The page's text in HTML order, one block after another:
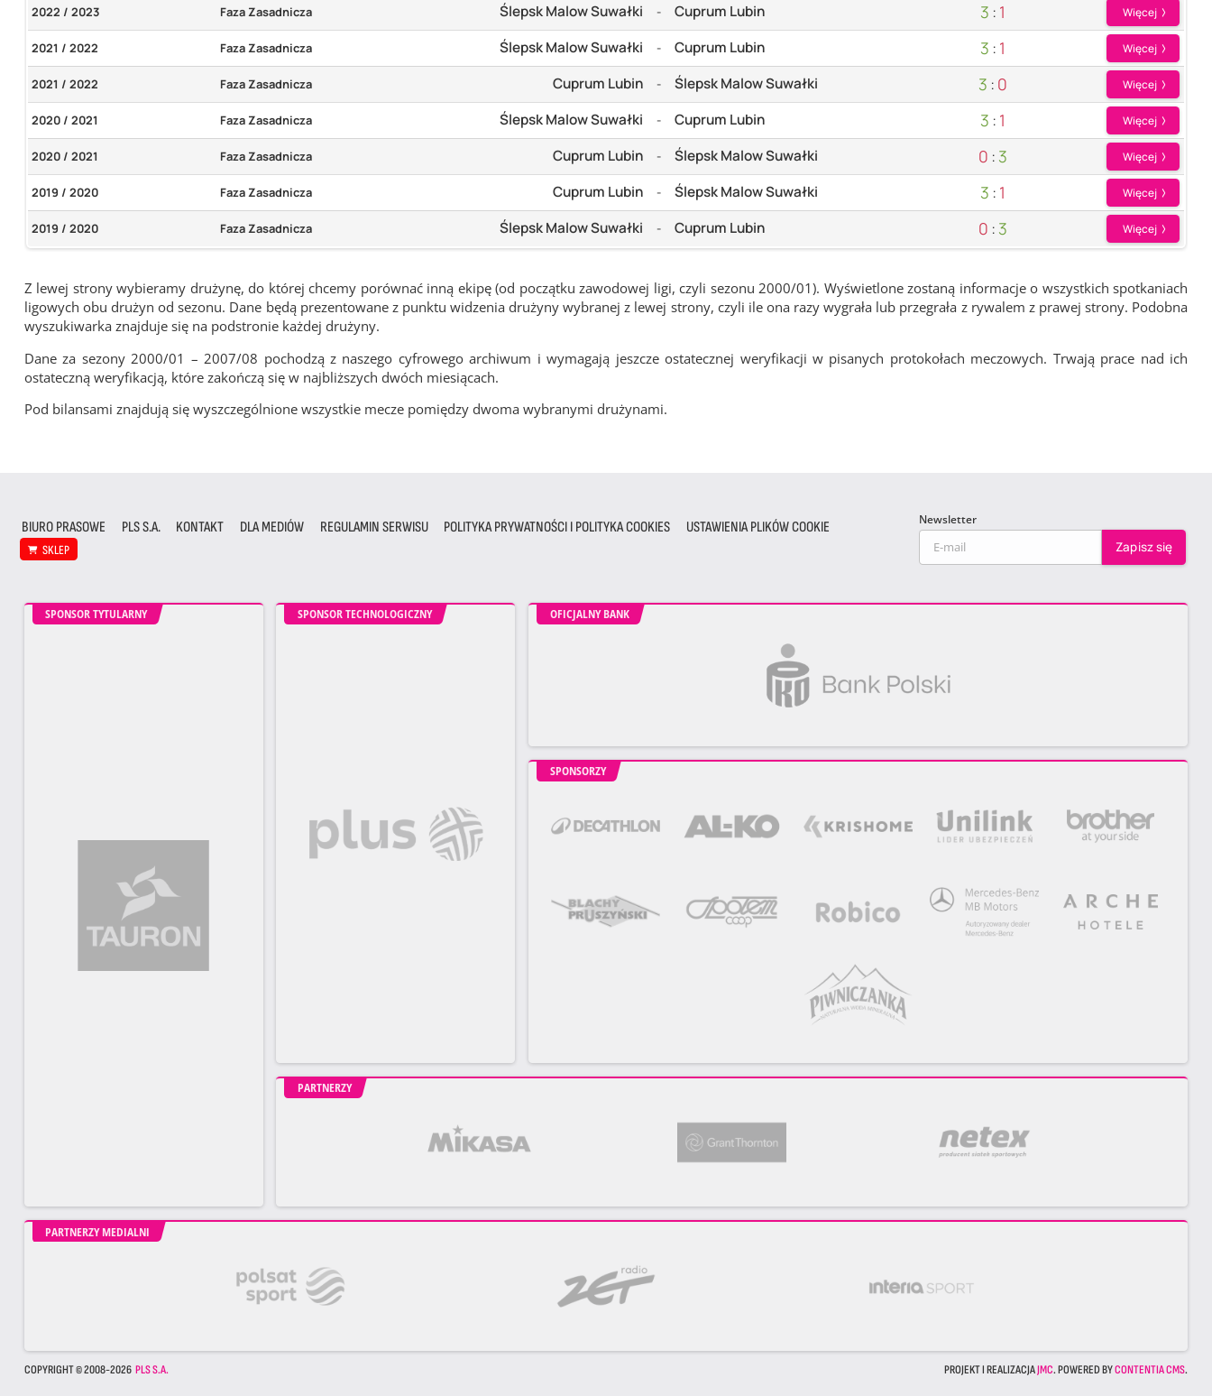
2022 / 2023 Faza Zasadnicza Ślepsk Malow Suwałki - Cuprum Lubin 3 : 1 Więcej
2021 / 2022 Faza Zasadnicza Ślepsk Malow Suwałki - Cuprum Lubin 3 : 1 Więcej
2021 / 2022 Faza Zasadnicza Cuprum Lubin - Ślepsk Malow Suwałki 3 : 0 Więcej
2020 / 2021 Faza Zasadnicza Ślepsk Malow Suwałki - Cuprum Lubin 3 : 1 Więcej
2020 / 2021 Faza Zasadnicza Cuprum Lubin - Ślepsk Malow Suwałki 0 : 3 Więcej
2019 / 2020 Faza Zasadnicza Cuprum Lubin - Ślepsk Malow Suwałki 3 : 1 Więcej
2019 / 2020 Faza Zasadnicza Ślepsk Malow Suwałki - Cuprum Lubin 0 : 3 Więcej
Z lewej strony wybieramy drużynę, do której chcemy porównać inną ekipę (od początku zawodowej ligi, czyli sezonu 2000/01). Wyświetlone zostaną informacje o wszystkich spotkaniach
ligowych obu drużyn od sezonu. Dane będą prezentowane z punktu widzenia drużyny wybranej z lewej strony, czyli ile ona razy wygrała lub przegrała z rywalem z prawej strony. Podobna
wyszukiwarka znajduje się na podstronie każdej drużyny.
Dane za sezony 2000/01 – 2007/08 pochodzą z naszego cyfrowego archiwum i wymagają jeszcze ostatecznej weryfikacji w pisanych protokołach meczowych. Trwają prace nad ich
ostateczną weryfikacją, które zakończą się w najbliższych dwóch miesiącach.
Pod bilansami znajdują się wyszczególnione wszystkie mecze pomiędzy dwoma wybranymi drużynami.
BIURO PRASOWE PLS S.A. KONTAKT DLA MEDIÓW REGULAMIN SERWISU POLITYKA PRYWATNOŚCI I POLITYKA COOKIES USTAWIENIA PLIKÓW COOKIE
SKLEP
Newsletter
SPONSOR TYTULARNY SPONSOR TECHNOLOGICZNY OFICJALNY BANK
SPONSORZY
PARTNERZY
PARTNERZY MEDIALNI
COPYRIGHT © 2008-2026 PLS S.A. PROJEKT I REALIZACJAJMC. POWERED BYCONTENTIA CMS.